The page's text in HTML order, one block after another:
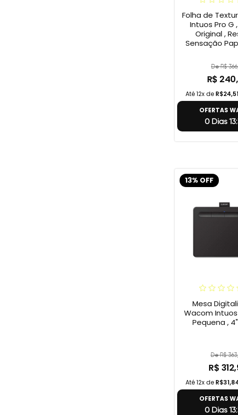
Folha de
Intuos Pro G
Original ,
Sensação
De R$
R$
Até 12x de R$24,51
OFERTAS
0 Dias
13% OFF
Mesa
Wacom Intuos
Pequena ,
De R$
R$
Até 12x de
OFERTAS
0 Dias